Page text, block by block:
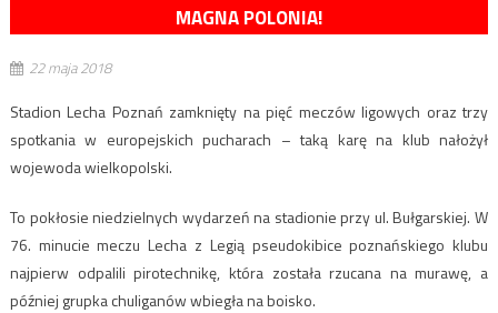
MAGNA POLONIA!
22 maja 2018
Stadion Lecha Poznań zamknięty na pięć meczów ligowych oraz trzy
spotkania w europejskich pucharach – taką karę na klub nałożył
wojewoda wielkopolski.
To pokłosie niedzielnych wydarzeń na stadionie przy ul. Bułgarskiej. W
76. minucie meczu Lecha z Legią pseudokibice poznańskiego klubu
najpierw odpalili pirotechnikę, która została rzucana na murawę, a
później grupka chuliganów wbiegła na boisko.